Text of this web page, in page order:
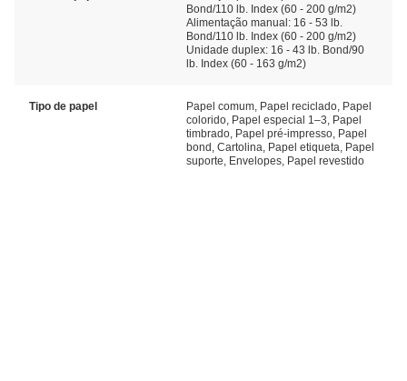
Bond/110 lb. Index (60 - 200 g/m2)
Alimentação manual: 16 - 53 lb.
Bond/110 lb. Index (60 - 200 g/m2)
Unidade duplex: 16 - 43 lb. Bond/90
lb. Index (60 - 163 g/m2)
Tipo de papel
Papel comum, Papel reciclado, Papel
colorido, Papel especial 1–3, Papel
timbrado, Papel pré-impresso, Papel
bond, Cartolina, Papel etiqueta, Papel
suporte, Envelopes, Papel revestido